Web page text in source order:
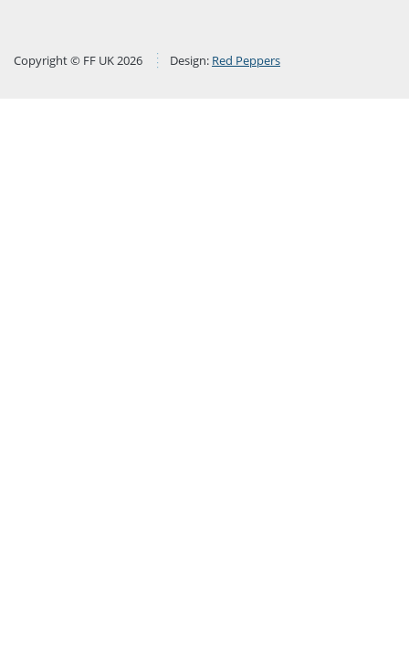
Copyright © FF UK 2026 Design: Red Peppers